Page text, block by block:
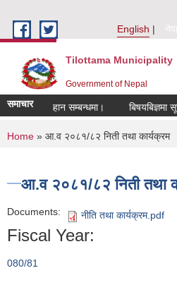
English
Tilottama Municipality
Government of Nepal
समाचारआब्हान सम्बन्धमा। बिषयबिज्ञमा
You are here
Home » आ.व २०८१/८२ निती तथा कार्यक्रम
आ.व २०८१/८२ निती तथा
Documents: नीति तथा कार्यक्रम.pdf
Fiscal Year:
080/81